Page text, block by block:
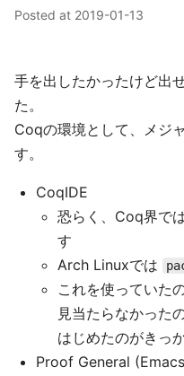
Posted at 2019-01-13
手を出したかったけど出
た。
Coqの環境として、メジ
す。
CoqIDE
恐らく、Coq界で
す
Arch Linuxでは
これを使っていた
見当たらなかった
はじめたのがきっ
Proof General